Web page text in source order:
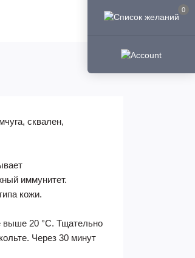
0
сквален,
иммунитет.
кожи.
выше 20 °С. Тщательно
Через 30 минут